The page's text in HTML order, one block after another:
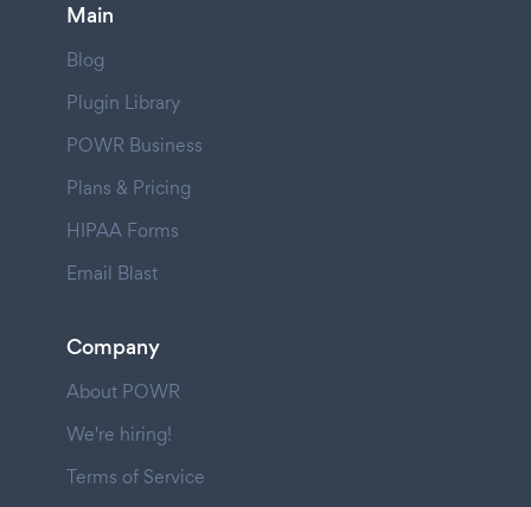
Main
Blog
Plugin Library
POWR Business
Plans & Pricing
HIPAA Forms
Email Blast
Company
About POWR
We're hiring!
Terms of Service